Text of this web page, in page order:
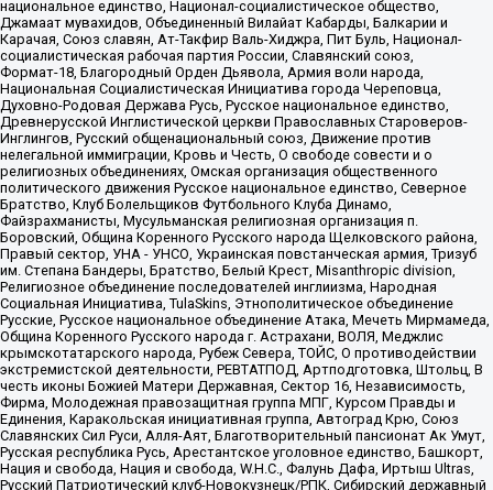
национальное единство, Национал-социалистическое общество,
Джамаат мувахидов, Объединенный Вилайат Кабарды, Балкарии и
Карачая, Союз славян, Ат-Такфир Валь-Хиджра, Пит Буль, Национал-
социалистическая рабочая партия России, Славянский союз,
Формат-18, Благородный Орден Дьявола, Армия воли народа,
Национальная Социалистическая Инициатива города Череповца,
Духовно-Родовая Держава Русь, Русское национальное единство,
Древнерусской Инглистической церкви Православных Староверов-
Инглингов, Русский общенациональный союз, Движение против
нелегальной иммиграции, Кровь и Честь, О свободе совести и о
религиозных объединениях, Омская организация общественного
политического движения Русское национальное единство, Северное
Братство, Клуб Болельщиков Футбольного Клуба Динамо,
Файзрахманисты, Мусульманская религиозная организация п.
Боровский, Община Коренного Русского народа Щелковского района,
Правый сектор, УНА - УНСО, Украинская повстанческая армия, Тризуб
им. Степана Бандеры, Братство, Белый Крест, Misanthropic division,
Религиозное объединение последователей инглиизма, Народная
Социальная Инициатива, TulaSkins, Этнополитическое объединение
Русские, Русское национальное объединение Атака, Мечеть Мирмамеда,
Община Коренного Русского народа г. Астрахани, ВОЛЯ, Меджлис
крымскотатарского народа, Рубеж Севера, ТОЙС, О противодействии
экстремистской деятельности, РЕВТАТПОД, Артподготовка, Штольц, В
честь иконы Божией Матери Державная, Сектор 16, Независимость,
Фирма, Молодежная правозащитная группа МПГ, Курсом Правды и
Единения, Каракольская инициативная группа, Автоград Крю, Союз
Славянских Сил Руси, Алля-Аят, Благотворительный пансионат Ак Умут,
Русская республика Русь, Арестантское уголовное единство, Башкорт,
Нация и свобода, Нация и свобода, W.H.С., Фалунь Дафа, Иртыш Ultras,
Русский Патриотический клуб-Новокузнецк/РПК, Сибирский державный